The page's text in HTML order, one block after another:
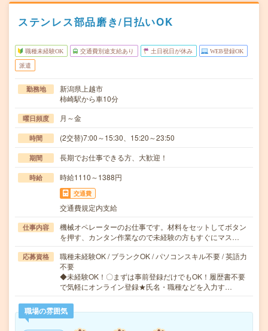
ステンレス部品磨き/日払いOK
職種未経験OK 交通費別途支給あり 土日祝日が休み WEB登録OK
派遣
勤務地
新潟県上越市
柿崎駅から車10分
曜日頻度 月～金
時間 (2交替)7:00～15:30、15:20～23:50
期間 長期でお仕事できる方、大歓迎！
時給 時給1110～1388円
交通費
交通費規定内支給
仕事内容
機械オペレーターのお仕事です。材料をセットしてボタン
を押す、カンタン作業なので未経験の方もすぐにマス…
応募資格
職種未経験OK / ブランクOK / パソコンスキル不要 / 英語力
不要
◆未経験OK！〇まずは事前登録だけでもOK！履歴書不要
で気軽にオンライン登録★氏名・職種などを入力す…
職場の雰囲気